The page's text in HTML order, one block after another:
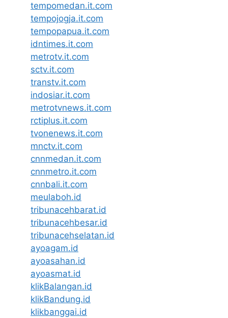
tempomedan.it.com
tempojogja.it.com
tempopapua.it.com
idntimes.it.com
metrotv.it.com
sctv.it.com
transtv.it.com
indosiar.it.com
metrotvnews.it.com
rctiplus.it.com
tvonenews.it.com
mnctv.it.com
cnnmedan.it.com
cnnmetro.it.com
cnnbali.it.com
meulaboh.id
tribunacehbarat.id
tribunacehbesar.id
tribunacehselatan.id
ayoagam.id
ayoasahan.id
ayoasmat.id
klikBalangan.id
klikBandung.id
klikbanggai.id